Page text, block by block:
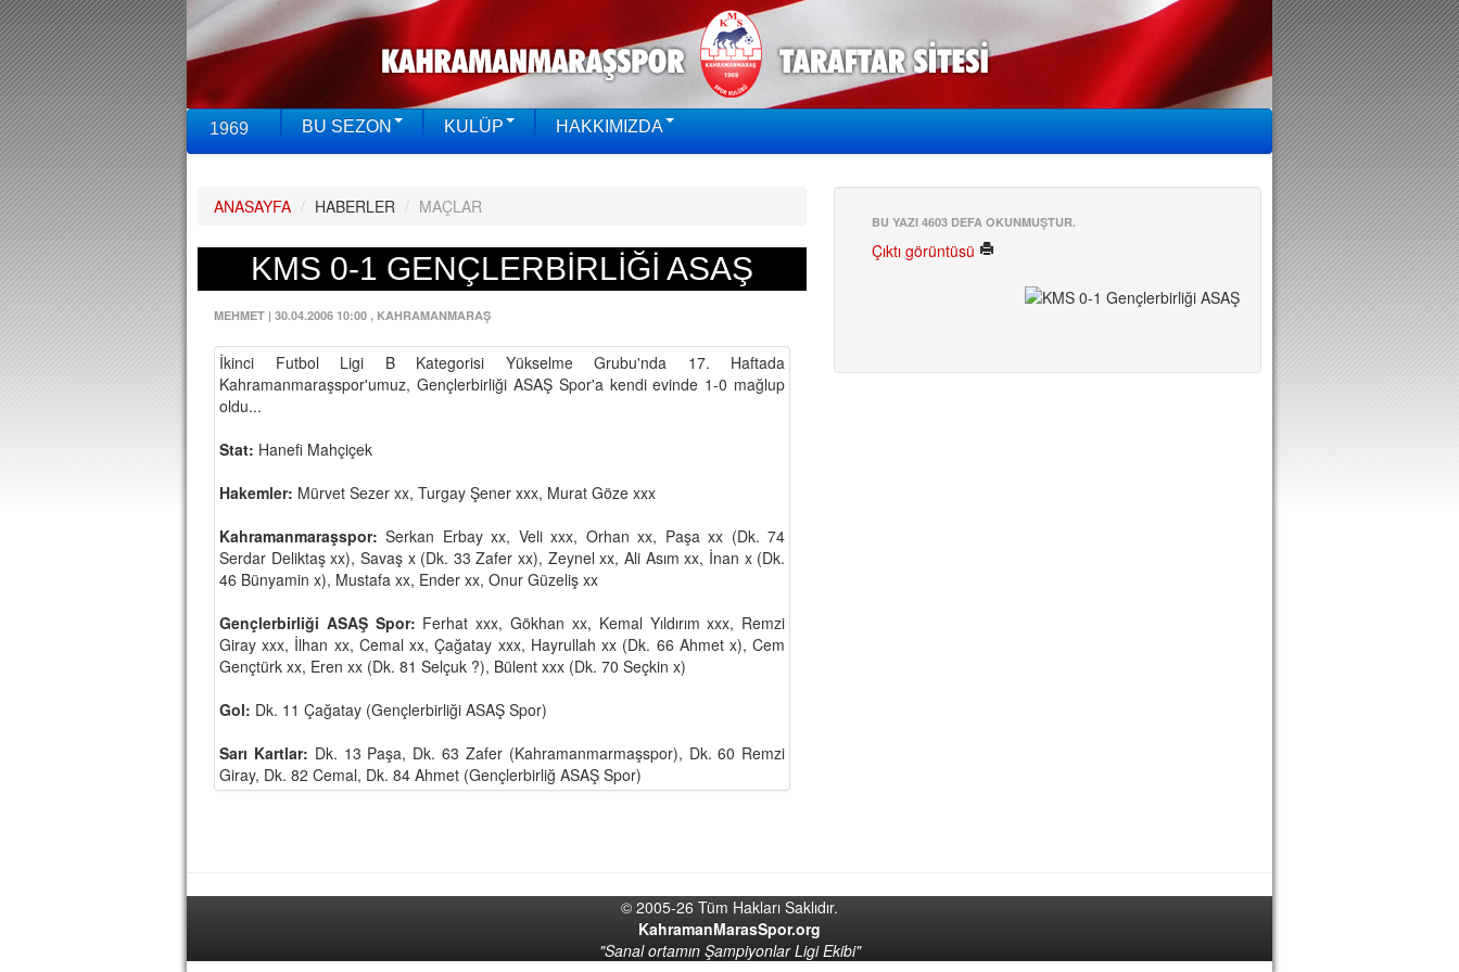
1969 BU SEZON KULÜP HAKKIMIZDA
ANASAYFA / HABERLER / MAÇLAR
KMS 0-1 GENÇLERBİRLİĞİ ASAŞ
MEHMET | 30.04.2006 10:00 , KAHRAMANMARAŞ
İkinci Futbol Ligi B Kategorisi Yükselme Grubu'nda 17. Haftada
Kahramanmaraşspor'umuz, Gençlerbirliği ASAŞ Spor'a kendi evinde 1-0 mağlup
oldu...
Stat: Hanefi Mahçiçek
Hakemler: Mürvet Sezer xx, Turgay Şener xxx, Murat Göze xxx
Kahramanmaraşspor: Serkan Erbay xx, Veli xxx, Orhan xx, Paşa xx (Dk. 74
Serdar Deliktaş xx), Savaş x (Dk. 33 Zafer xx), Zeynel xx, Ali Asım xx, İnan x (Dk.
46 Bünyamin x), Mustafa xx, Ender xx, Onur Güzeliş xx
Gençlerbirliği ASAŞ Spor: Ferhat xxx, Gökhan xx, Kemal Yıldırım xxx, Remzi
Giray xxx, İlhan xx, Cemal xx, Çağatay xxx, Hayrullah xx (Dk. 66 Ahmet x), Cem
Gençtürk xx, Eren xx (Dk. 81 Selçuk ?), Bülent xxx (Dk. 70 Seçkin x)
Gol: Dk. 11 Çağatay (Gençlerbirliği ASAŞ Spor)
Sarı Kartlar: Dk. 13 Paşa, Dk. 63 Zafer (Kahramanmarmaşspor), Dk. 60 Remzi
Giray, Dk. 82 Cemal, Dk. 84 Ahmet (Gençlerbirliğ ASAŞ Spor)
BU YAZI 4603 DEFA OKUNMUŞTUR.
Çıktı görüntüsü
© 2005-26 Tüm Hakları Saklıdır.
KahramanMarasSpor.org
"Sanal ortamın Şampiyonlar Ligi Ekibi"